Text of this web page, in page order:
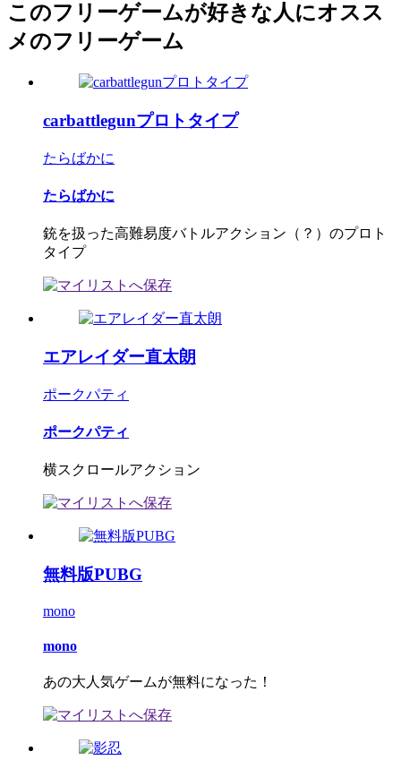
このフリーゲームが好きな人にオスス
メのフリーゲーム
carbattlegunプロトタイプ
たらばかに
たらばかに
銃を扱った高難易度バトルアクション（？）のプロト
タイプ
エアレイダー直太朗
ポークパティ
ポークパティ
横スクロールアクション
無料版PUBG
mono
mono
あの大人気ゲームが無料になった！